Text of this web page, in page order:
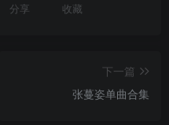
分享 收藏
下一篇
张蔓姿单曲合集